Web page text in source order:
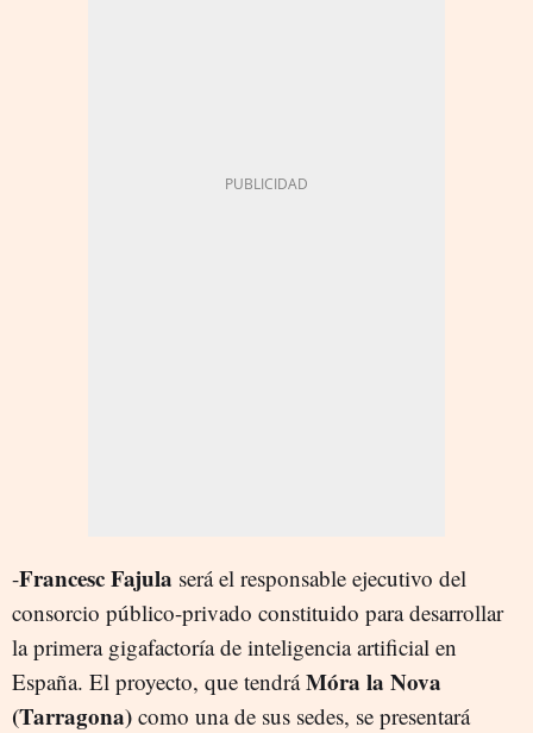
-Francesc Fajula será el responsable ejecutivo del
consorcio público-privado constituido para desarrollar
la primera gigafactoría de inteligencia artificial en
España. El proyecto, que tendráMóra la Nova
(Tarragona) como una de sus sedes, se presentará